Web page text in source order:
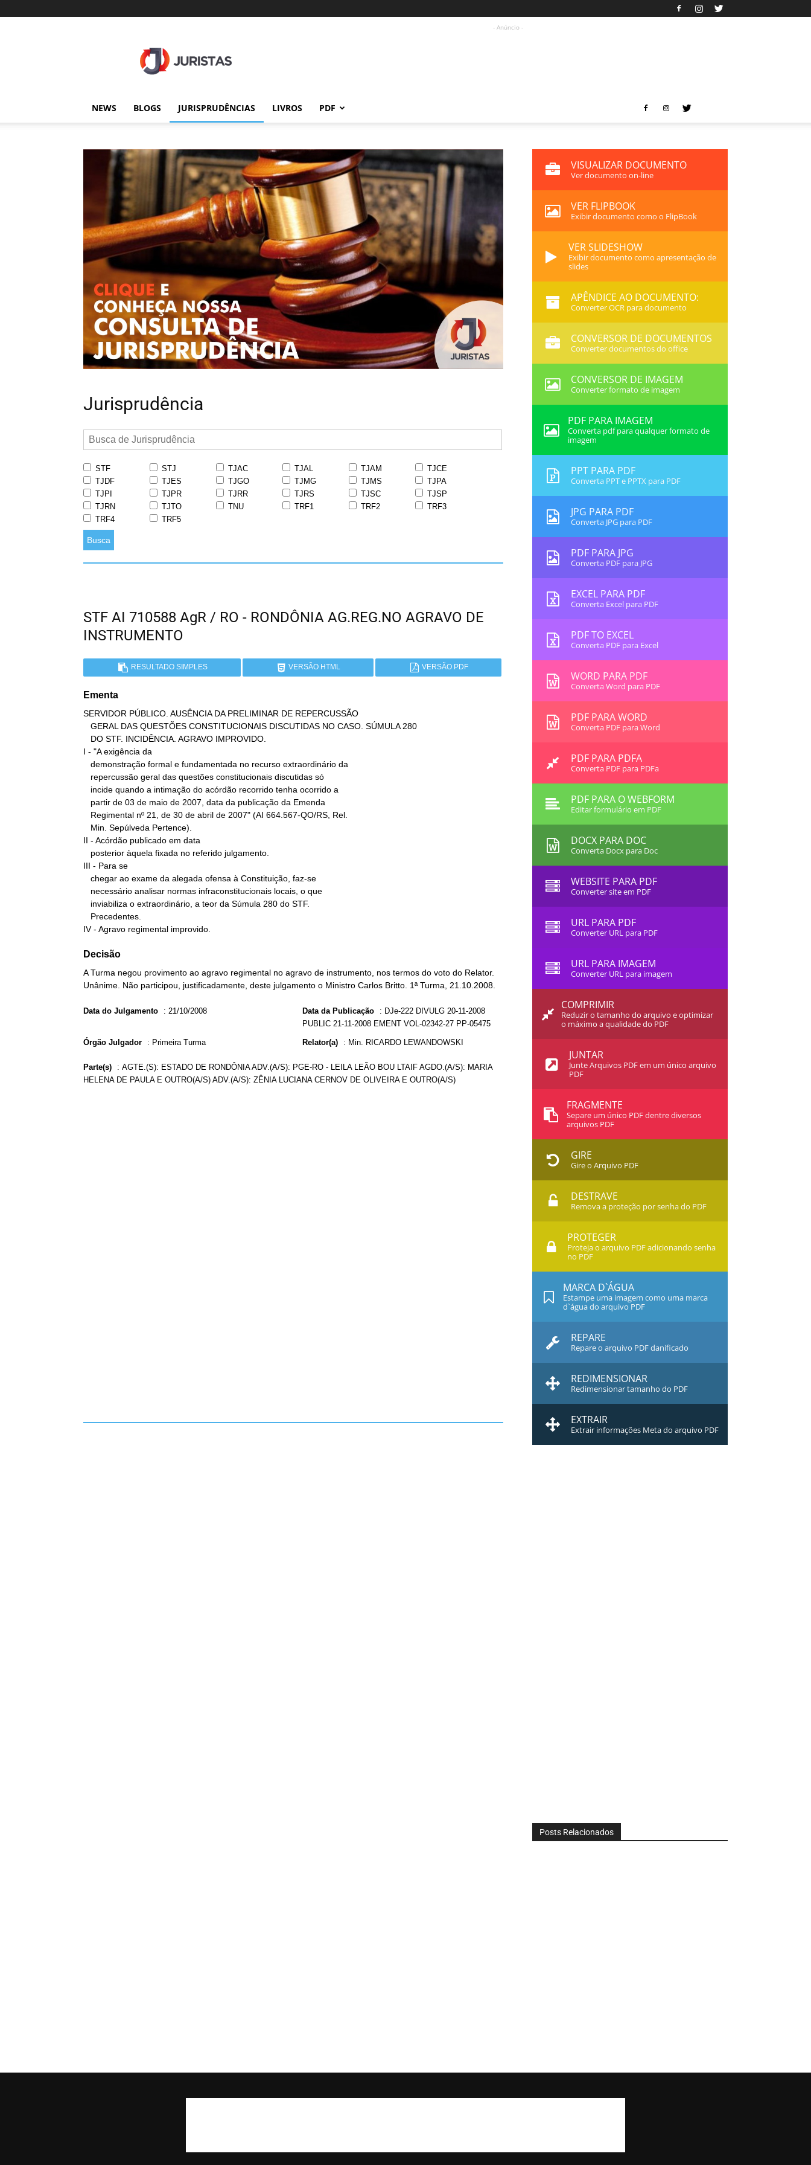
- Anúncio -
NEWS BLOGS JURISPRUDÊNCIAS LIVROS PDF
Jurisprudência
STF STJ TJAC TJAL TJAM
TJCE
TJDF
TJES TJGO TJMG TJMS
TJPA
TJPI
TJPR TJRR TJRS TJSC
TJSP
TJRN
TJTO TNU TRF1 TRF2
TRF3
TRF4
TRF5
Busca
STF AI 710588 AgR / RO - RONDÔNIA AG.REG.NO AGRAVO DE
INSTRUMENTO
RESULTADO SIMPLES VERSÃO HTML VERSÃO PDF
Ementa
SERVIDOR PÚBLICO. AUSÊNCIA DA PRELIMINAR DE REPERCUSSÃO
I - "A exigência da
II - Acórdão publicado em data
III - Para se
IV - Agravo regimental improvido.
Decisão
A Turma negou provimento ao agravo regimental no agravo de instrumento, nos termos do voto do Relator.
Unânime. Não participou, justificadamente, deste julgamento o Ministro Carlos Britto. 1ª Turma, 21.10.2008.
Data do Julgamento : 21/10/2008 Data da Publicação : DJe-222 DIVULG 20-11-2008
PUBLIC 21-11-2008 EMENT VOL-02342-27 PP-05475
Órgão Julgador : Primeira Turma Relator(a) : Min. RICARDO LEWANDOWSKI
Parte(s) : AGTE.(S): ESTADO DE RONDÔNIA ADV.(A/S): PGE-RO - LEILA LEÃO BOU LTAIF AGDO.(A/S): MARIA
HELENA DE PAULA E OUTRO(A/S) ADV.(A/S): ZÊNIA LUCIANA CERNOV DE OLIVEIRA E OUTRO(A/S)
VISUALIZAR DOCUMENTO
Ver documento on-line
VER FLIPBOOK
Exibir documento como o FlipBook
VER SLIDESHOW
Exibir documento como apresentação de
slides
APÊNDICE AO DOCUMENTO:
Converter OCR para documento
CONVERSOR DE DOCUMENTOS
Converter documentos do office
CONVERSOR DE IMAGEM
Converter formato de imagem
PDF PARA IMAGEM
Converta pdf para qualquer formato de
imagem
PPT PARA PDF
Converta PPT e PPTX para PDF
JPG PARA PDF
Converta JPG para PDF
PDF PARA JPG
Converta PDF para JPG
EXCEL PARA PDF
Converta Excel para PDF
PDF TO EXCEL
Converta PDF para Excel
WORD PARA PDF
Converta Word para PDF
PDF PARA WORD
Converta PDF para Word
PDF PARA PDFA
Converta PDF para PDFa
PDF PARA O WEBFORM
Editar formulário em PDF
DOCX PARA DOC
Converta Docx para Doc
WEBSITE PARA PDF
Converter site em PDF
URL PARA PDF
Converter URL para PDF
URL PARA IMAGEM
Converter URL para imagem
COMPRIMIR
Reduzir o tamanho do arquivo e optimizar
o máximo a qualidade do PDF
JUNTAR
Junte Arquivos PDF em um único arquivo
PDF
FRAGMENTE
Separe um único PDF dentre diversos
arquivos PDF
GIRE
Gire o Arquivo PDF
DESTRAVE
Remova a proteção por senha do PDF
PROTEGER
Proteja o arquivo PDF adicionando senha
no PDF
MARCA D`ÁGUA
Estampe uma imagem como uma marca
d`água do arquivo PDF
REPARE
Repare o arquivo PDF danificado
REDIMENSIONAR
Redimensionar tamanho do PDF
EXTRAIR
Extrair informações Meta do arquivo PDF
Posts Relacionados